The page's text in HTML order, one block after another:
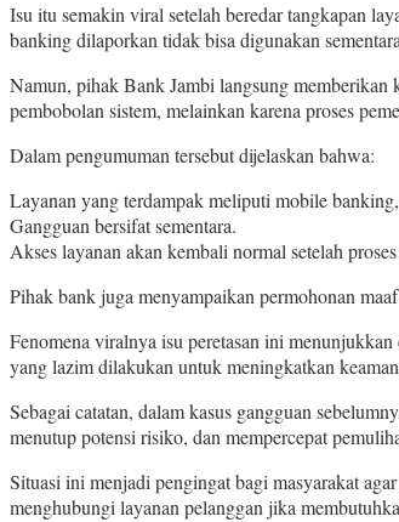
Isu itu semakin viral setelah beredar tangkapan
banking dilaporkan tidak bisa digunakan
Namun, pihak Bank Jambi langsung
pembobolan sistem, melainkan karena proses
Dalam pengumuman tersebut dijelaskan bahwa:
Layanan yang terdampak meliputi mobile
Gangguan bersifat sementara.
Akses layanan akan kembali normal setelah
Pihak bank juga menyampaikan permohonan
Fenomena viralnya isu peretasan ini
yang lazim dilakukan untuk meningkatkan
Sebagai catatan, dalam kasus gangguan
menutup potensi risiko, dan mempercepat
Situasi ini menjadi pengingat bagi masyarakat
menghubungi layanan pelanggan jika